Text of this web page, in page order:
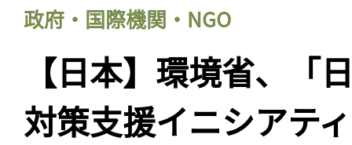
政府・国際機関・NGO
【日本】環境省、「
対策支援イニシアテ